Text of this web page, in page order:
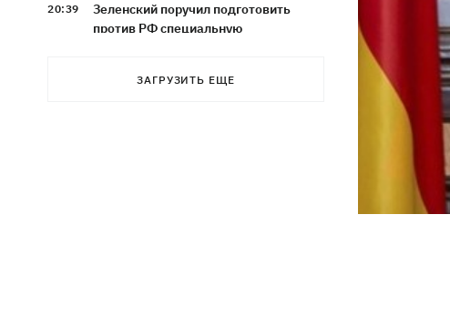
20:39
Зеленский поручил подготовить
против РФ специальную
ЗАГРУЗИТЬ ЕЩЕ